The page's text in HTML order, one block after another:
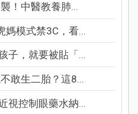
！中醫教養肺...
媽模式禁3C，看...
子，就要被貼「...
敢生二胎？這8...
視控制眼藥水納...